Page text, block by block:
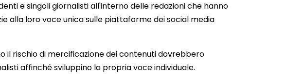
e singoli giornalisti all'interno delle redazioni che hanno
alla loro voce unica sulle piattaforme dei social media
il rischio di mercificazione dei contenuti dovrebbero
affinché sviluppino la propria voce individuale.